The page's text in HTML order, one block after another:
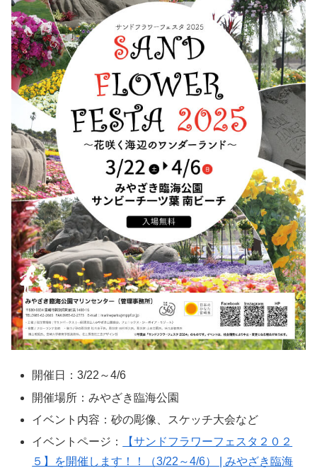
開催日：3/22～4/6
開催場所：みやざき臨海公園
イベント内容：砂の彫像、スケッチ大会など
イベントページ：
【サンドフラワーフェスタ２０２
５】を開催します！！（3/22～4/6） | みやざき臨海